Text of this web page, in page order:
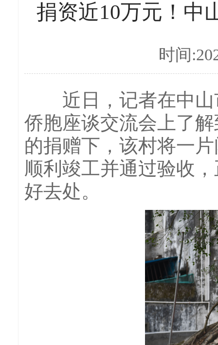
捐资近10万元！中
时间
近日，记者在中山
侨胞座谈交流会上了
的捐赠下，该村将一
顺利竣工并通过验收
好去处。